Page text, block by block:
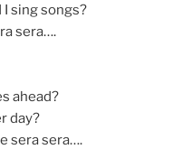
sing songs?
sera….
ahead?
day?
sera sera….